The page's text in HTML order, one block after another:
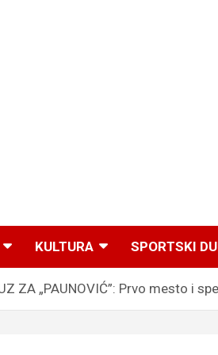
KULTURA SPORTSKI
ZA „PAUNOVIĆ”: Prvo mesto i